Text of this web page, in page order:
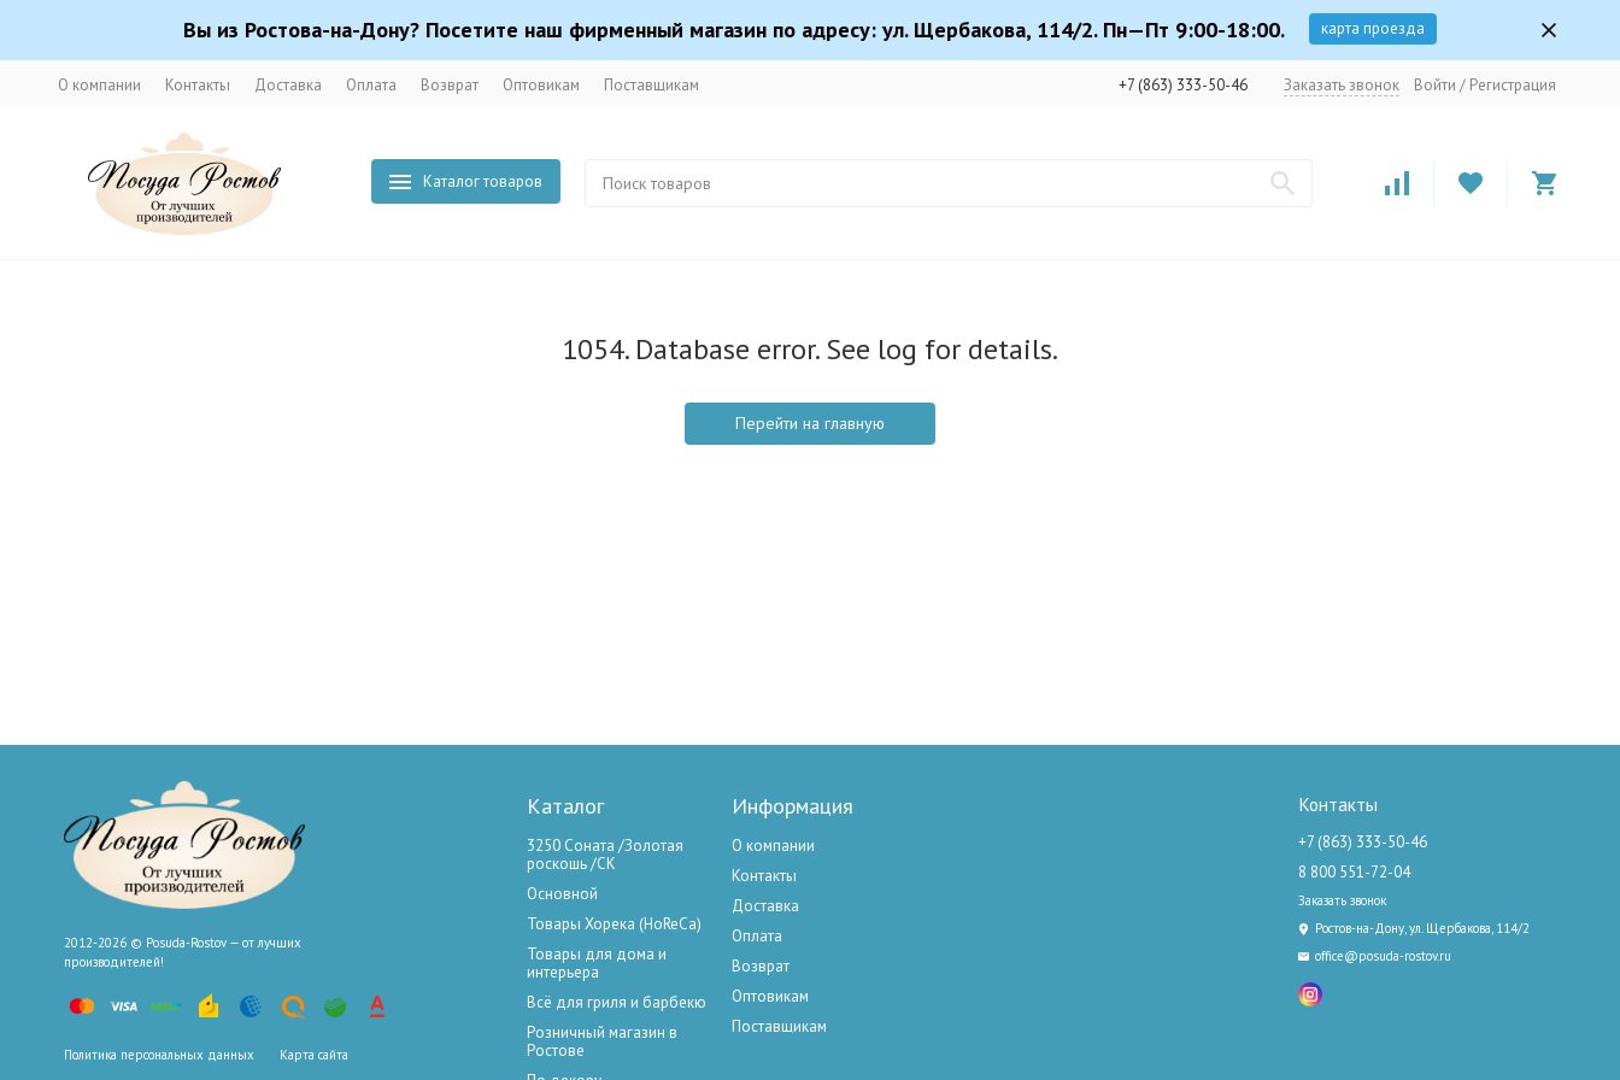
Вы из Ростова-на-Дону? Посетите наш фирменный магазин по адресу: ул. Щербакова, 114/2. Пн—Пт 9:00-18:00. карта проезда
О компании Контакты Доставка Оплата Возврат Оптовикам Поставщикам +7 (863) 333-50-46 Заказать звонок Войти / Регистрация
Каталог товаров
1054. Database error. See log for details.
Перейти на главную
2012-2026 © Posuda-Rostov — от лучших
производителей!
Политика персональных данных Карта сайта
Каталог
3250 Соната /Золотая
роскошь /СК
Основной
Товары Хорека (HoReCa)
Товары для дома и
интерьера
Всё для гриля и барбекю
Розничный магазин в
Ростове
Информация
О компании
Контакты
Доставка
Оплата
Возврат
Оптовикам
Поставщикам
Контакты
+7 (863) 333-50-46
8 800 551-72-04
Заказать звонок
Ростов-на-Дону, ул. Щербакова, 114/2
office@posuda-rostov.ru